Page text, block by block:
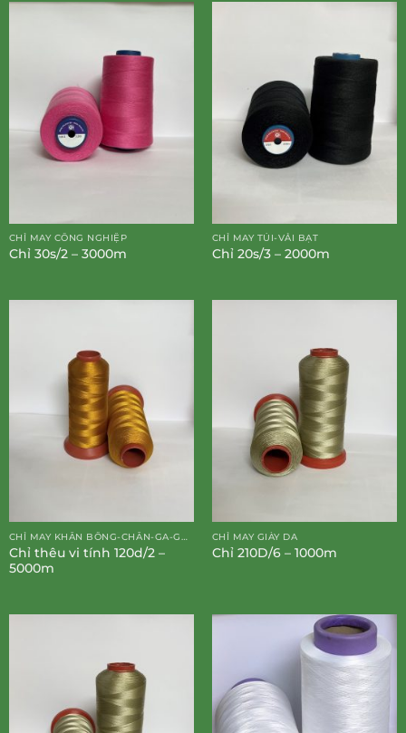
CHỈ MAY CÔNG NGHIỆP
Chỉ 30s/2 – 3000m
CHỈ MAY TÚI-VẢI BẠT
Chỉ 20s/3 – 2000m
CHỈ MAY KHĂN BÔNG-CHĂN-GA-GỐI-ĐỆM
Chỉ thêu vi tính 120d/2 –
5000m
CHỈ MAY GIÀY DA
Chỉ 210D/6 – 1000m